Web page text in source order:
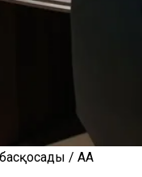
/ AA